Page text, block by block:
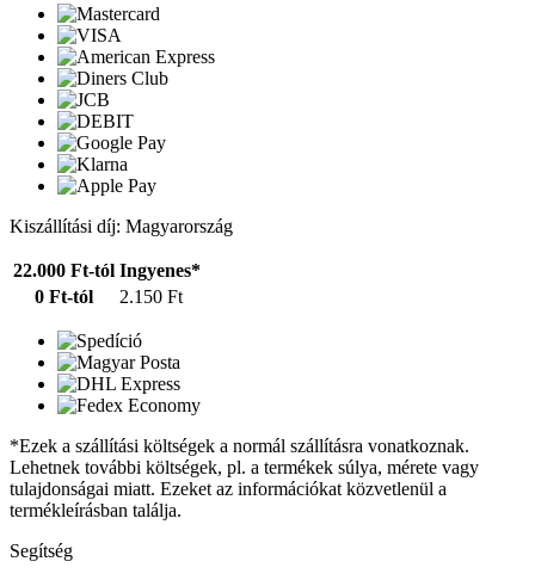
Kiszállítási díj: Magyarország
22.000 Ft-tól Ingyenes*
0 Ft-tól
2.150 Ft
*Ezek a szállítási költségek a normál szállításra vonatkoznak.
Lehetnek további költségek, pl. a termékek súlya, mérete vagy
tulajdonságai miatt. Ezeket az információkat közvetlenül a
termékleírásban találja.
Segítség